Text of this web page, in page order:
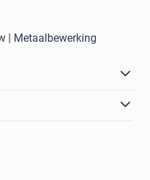
| Metaalbewerking